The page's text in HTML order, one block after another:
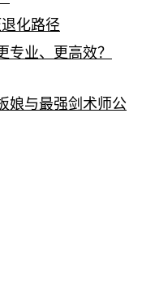
化路径
业、更高效？
娘与最强剑术师公